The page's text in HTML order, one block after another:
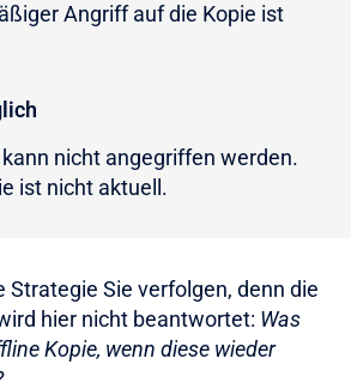
kann nicht angegriffen werden.
ist nicht aktuell.
Angriff auf die Kopie ist
Strategie Sie verfolgen, denn die
hier nicht beantwortet: Was
Kopie, wenn diese wieder